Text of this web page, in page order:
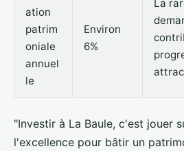
ation
patrim
oniale
annuel
le
Environ
6%
La
"Investir à La Baule, c'est jouer
l'excellence pour bâtir un